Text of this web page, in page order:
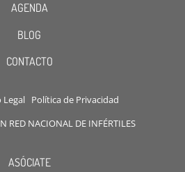
AGENDA
BLOG
CONTACTO
Legal Política de Privacidad
RED NACIONAL DE INFÉRTILES
ASÓCIATE